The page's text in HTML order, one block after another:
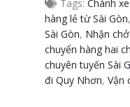
Tags: Chành
hàng lẻ từ Sài Gòn,
Sài Gòn, Nhận
chuyển hàng hai
chuyên tuyến Sài
đi Quy Nhơn, Vận